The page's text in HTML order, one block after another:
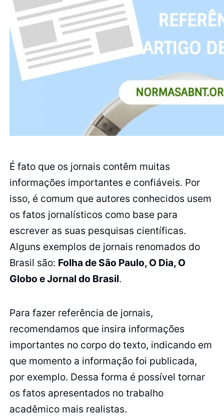
É fato que os jornais contêm muitas
informações importantes e confiáveis. Por
isso, é comum que autores conhecidos usem
os fatos jornalísticos como base para
escrever as suas pesquisas científicas.
Alguns exemplos de jornais renomados do
Brasil são: Folha de São Paulo, O Dia, O
Globo e Jornal do Brasil.
Para fazer referência de jornais,
recomendamos que insira informações
importantes no corpo do texto, indicando em
que momento a informação foi publicada,
por exemplo. Dessa forma é possível tornar
os fatos apresentados no trabalho
acadêmico mais realistas.